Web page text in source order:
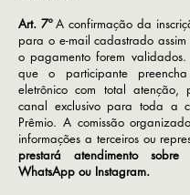
Art. 7ºA confirmação da
para o e-mail cadastrado
o pagamento forem validados.
que o participante
eletrônico com total atenção,
canal exclusivo para toda a
Prêmio. A comissão
informações a terceiros ou
prestará atendimento
WhatsApp ou Instagram.